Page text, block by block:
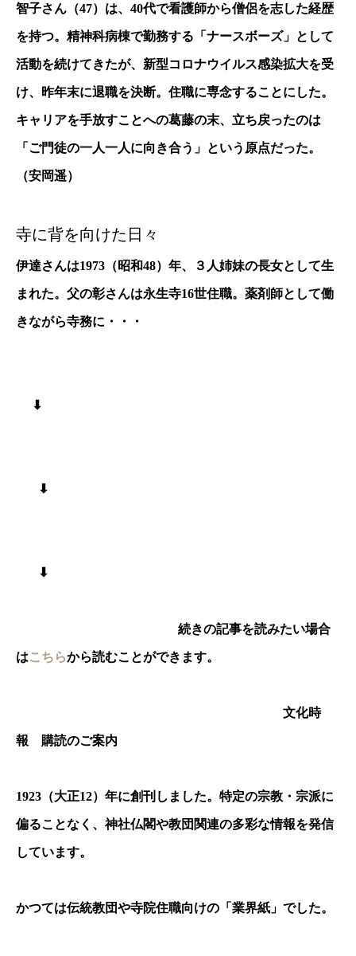
智子さん（47）は、40代で看護師から僧侶を志した経歴
を持つ。精神科病棟で勤務する「ナースボーズ」として
活動を続けてきたが、新型コロナウイルス感染拡大を受
け、昨年末に退職を決断。住職に専念することにした。
キャリアを手放すことへの葛藤の末、立ち戻ったのは
「ご門徒の一人一人に向き合う」という原点だった。
（安岡遥）
寺に背を向けた日々
伊達さんは1973（昭和48）年、３人姉妹の長女として生
まれた。父の彰さんは永生寺16世住職。薬剤師として働
きながら寺務に・・・
⬇︎
⬇︎
⬇︎
続きの記事を読みたい場合
はこちらから読むことができます。
文化時
報 購読のご案内
1923 （大正12）年に創刊しました。特定の宗教・宗派に
偏ることなく、神社仏閣や教団関連の多彩な情報を発信
しています。
かつては伝統教団や寺院住職向けの「業界紙」でした。